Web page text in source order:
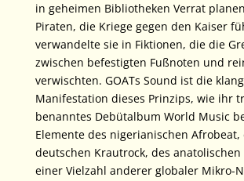
in geheimen Bibliotheken Verrat
Piraten, die Kriege gegen den Kaiser
verwandelte sie in Fiktionen, die die
zwischen befestigten Fußnoten und
verwischten. GOATs Sound ist die
Manifestation dieses Prinzips, wie ihr
benanntes Debütalbum World Music
Elemente des nigerianischen Afrobeat,
deutschen Krautrock, des anatolischen
einer Vielzahl anderer globaler Mikro-